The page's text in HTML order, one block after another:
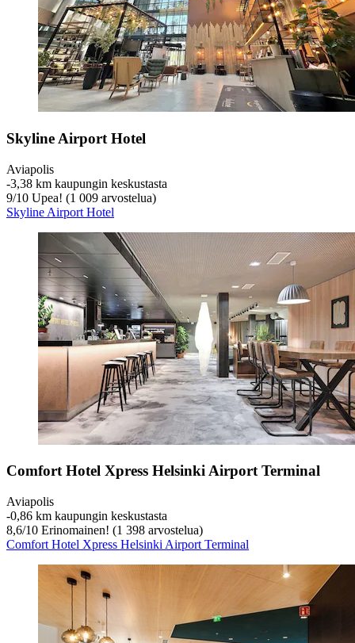
Skyline Airport Hotel
Aviapolis
‐3,38 km kaupungin keskustasta
9/10 Upea! (1 009 arvostelua)
Skyline Airport Hotel
Comfort Hotel Xpress Helsinki Airport Terminal
Aviapolis
‐0,86 km kaupungin keskustasta
8,6/10 Erinomainen! (1 398 arvostelua)
Comfort Hotel Xpress Helsinki Airport Terminal